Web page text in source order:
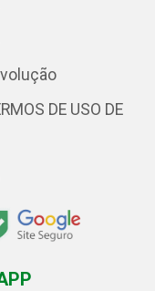
DE USO DE